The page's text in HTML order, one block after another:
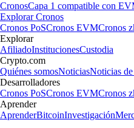
CronosCapa 1 compatible con
Explorar Cronos
Cronos PoSCronos EVMCronos
Explorar
AfiliadoInstitucionesCustodia
Crypto.com
Quiénes somosNoticiasNoticias
Desarrolladores
Cronos PoSCronos EVMCronos
Aprender
AprenderBitcoinInvestigación